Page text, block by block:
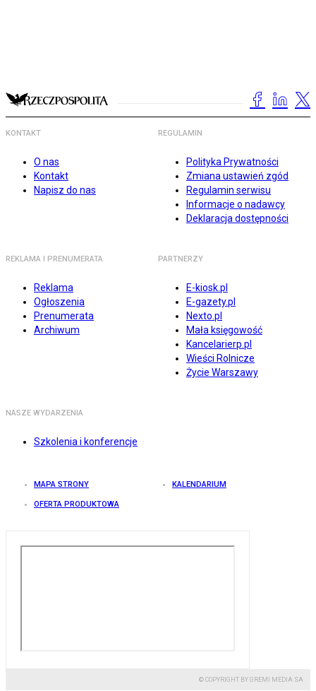
KONTAKT
O nas
Kontakt
Napisz do nas
REGULAMIN
Polityka Prywatności
Zmiana ustawień zgód
Regulamin serwisu
Informacje o nadawcy
Deklaracja dostępności
REKLAMA I PRENUMERATA
Reklama
Ogłoszenia
Prenumerata
Archiwum
PARTNERZY
E-kiosk.pl
E-gazety.pl
Nexto.pl
Mała księgowość
Kancelarierp.pl
Wieści Rolnicze
Życie Warszawy
NASZE WYDARZENIA
Szkolenia i konferencje
MAPA STRONY KALENDARIUM
OFERTA PRODUKTOWA
© COPYRIGHT BY GREMI MEDIA SA